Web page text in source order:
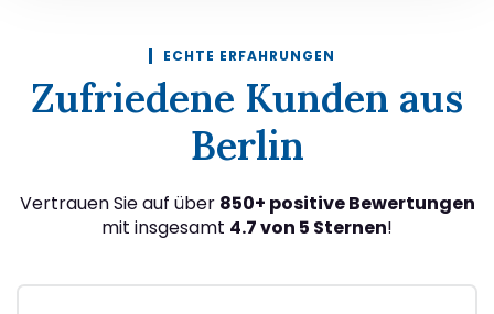
ECHTE ERFAHRUNGEN
Zufriedene Kunden aus
Berlin
Vertrauen Sie auf über 850+ positive Bewertungen
mit insgesamt 4.7 von 5 Sternen!